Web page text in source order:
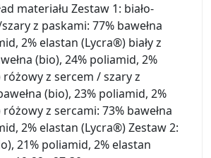
materiału Zestaw 1: biało-
z paskami: 77% bawełna
2% elastan (Lycra®) biały z
(bio), 24% poliamid, 2%
z sercem / szary z
(bio), 23% poliamid, 2%
z sercami: 73% bawełna
2% elastan (Lycra®) Zestaw 2:
21% poliamid, 2% elastan